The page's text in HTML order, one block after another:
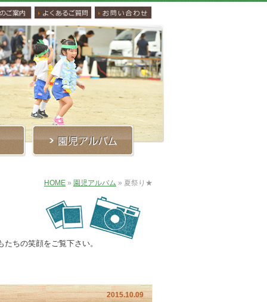
HOME » 園児アルバム » 夏祭り★
ちの笑顔をご覧下さい。
2015.10.09